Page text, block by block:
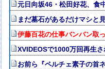
元日向坂46・松田好花、食
まだ墓石があるだけマシと
伊藤百花の仕事バンバン取
XVIDEOSで1000万回再生
お前ら『ペルチェ素子の首